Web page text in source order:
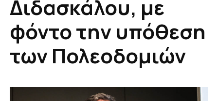
Διδασκάλου, με
φόντο την υπόθεση
των Πολεοδομιών